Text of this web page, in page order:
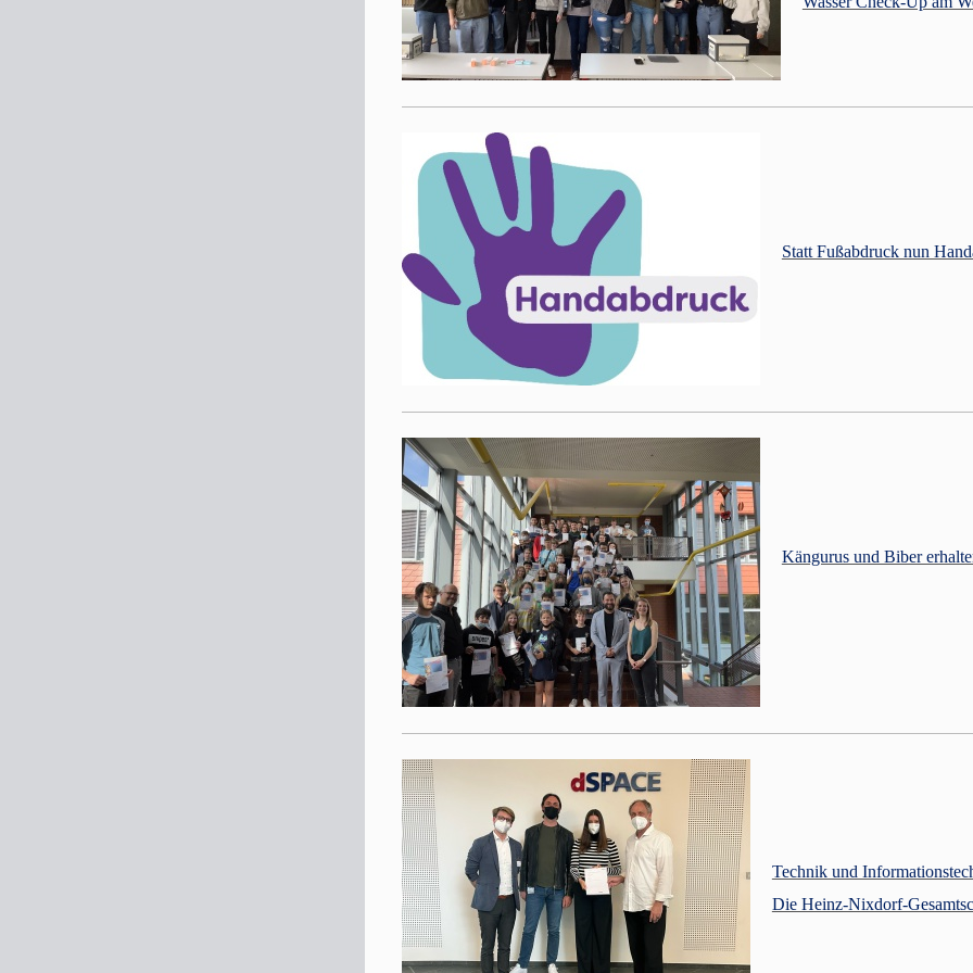
Statt Fußabdruck nun
Kängurus und Biber
Technik und
Die Heinz-Nixdorf-